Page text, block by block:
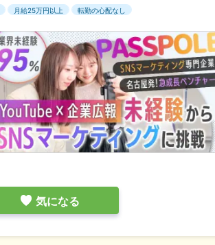
月給25万円以上 転勤の心配なし
気になる